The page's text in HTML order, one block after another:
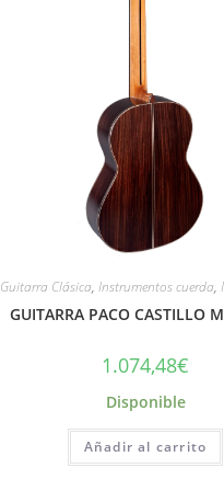
Guitarra Clásica, Instrumentos cuerda,
GUITARRA PACO CASTILLO
1.074,48€
Disponible
Añadir al carrito